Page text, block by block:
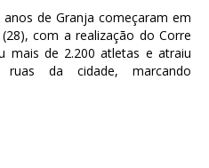
de Granja começaram em
com a realização do Corre
mais de 2.200 atletas e atraiu
da cidade, marcando